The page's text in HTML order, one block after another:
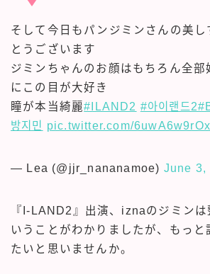
そして今日もパンジミンさんの美し
とうございます
ジミンちゃんのお顔はもちろん全部
にこの目が大好き
瞳が本当綺麗#ILAND2 #아이랜드2
방지민 pic.twitter.com/6uwA6w9rOx
— Lea (@jjr_nananamoe) June 3,
『I-LAND2』出演、iznaのジミンは
いうことがわかりましたが、もっと
たいと思いませんか。